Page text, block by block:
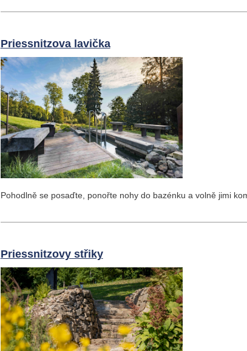
Priessnitzova lavička
Pohodlně se posaďte, ponořte nohy do bazénku a volně jimi
Priessnitzovy střiky